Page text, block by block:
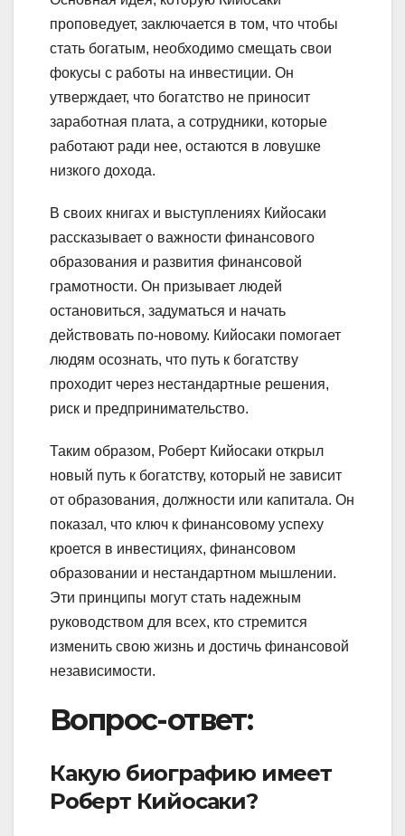
проповедует, заключается в том, что чтобы
стать богатым, необходимо смещать свои
фокусы с работы на инвестиции. Он
утверждает, что богатство не приносит
заработная плата, а сотрудники, которые
работают ради нее, остаются в ловушке
низкого дохода.
В своих книгах и выступлениях Кийосаки
рассказывает о важности финансового
образования и развития финансовой
грамотности. Он призывает людей
остановиться, задуматься и начать
действовать по-новому. Кийосаки помогает
людям осознать, что путь к богатству
проходит через нестандартные решения,
риск и предпринимательство.
Таким образом, Роберт Кийосаки открыл
новый путь к богатству, который не зависит
от образования, должности или капитала. Он
показал, что ключ к финансовому успеху
кроется в инвестициях, финансовом
образовании и нестандартном мышлении.
Эти принципы могут стать надежным
руководством для всех, кто стремится
изменить свою жизнь и достичь финансовой
независимости.
Вопрос-ответ:
Какую биографию имеет
Роберт Кийосаки?